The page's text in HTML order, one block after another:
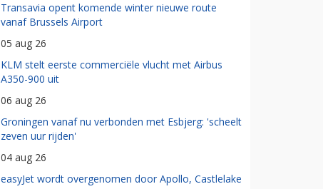
Transavia opent komende winter nieuwe route
vanaf Brussels Airport
05 aug 26
KLM stelt eerste commerciële vlucht met Airbus
A350-900 uit
06 aug 26
Groningen vanaf nu verbonden met Esbjerg: 'scheelt
zeven uur rijden'
04 aug 26
easyJet wordt overgenomen door Apollo, Castlelake